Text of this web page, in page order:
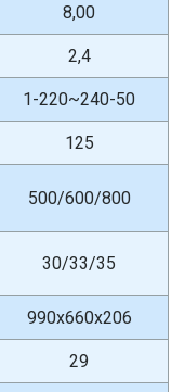
8,00
2,4
1-220~240-50
125
500/600/800
30/33/35
990x660x206
29